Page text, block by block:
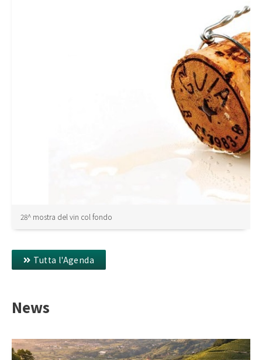
28^ mostra del vin col fondo
Tutta l'Agenda
News